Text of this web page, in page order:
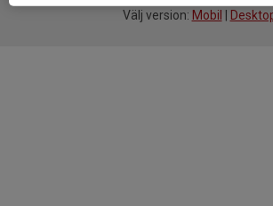
Välj version: Mobil